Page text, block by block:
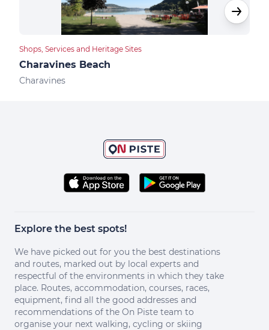
Shops, Services and Heritage Sites
Charavines Beach
Charavines
Explore the best spots!
We have picked out for you the best destinations
and routes, marked out by local experts and
respectful of the environments in which they take
place. Routes, accommodation, courses, races,
equipment, find all the good addresses and
recommendations of the On Piste team to
organise your next walking, cycling or skiing